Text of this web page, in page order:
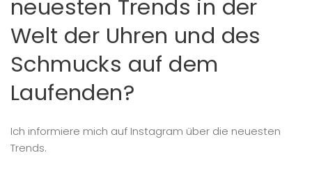
neuesten Trends in der
Welt der Uhren und des
Schmucks auf dem
Laufenden?
Ich informiere mich auf Instagram über die neuesten
Trends.